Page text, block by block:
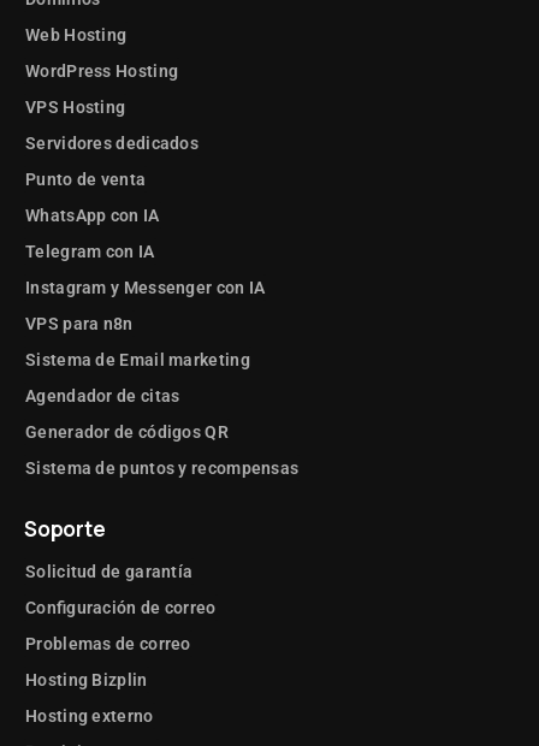
Web Hosting
WordPress Hosting
VPS Hosting
Servidores dedicados
Punto de venta
WhatsApp con IA
Telegram con IA
Instagram y Messenger con IA
VPS para n8n
Sistema de Email marketing
Agendador de citas
Generador de códigos QR
Sistema de puntos y recompensas
Soporte
Solicitud de garantía
Configuración de correo
Problemas de correo
Hosting Bizplin
Hosting externo